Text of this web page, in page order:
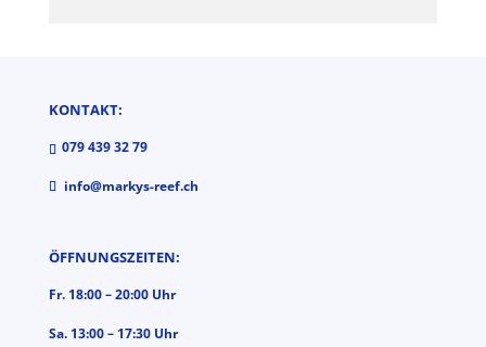
KONTAKT:
079 439 32 79
info@markys-reef.ch
ÖFFNUNGSZEITEN:
Fr. 18:00 – 20:00 Uhr
Sa. 13:00 – 17:30 Uhr